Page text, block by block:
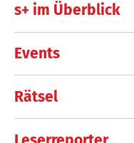
s+ im Überblick
Events
Rätsel